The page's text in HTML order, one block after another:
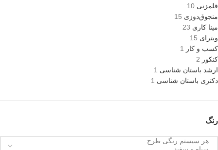
قلمزنی 10
منجوق‌دوزی 15
مینا کاری 23
ویترای 15
کسب و کار
1
کنکور 2
ارشد باستان شناسی 1
دکتری باستان شناسی 1
رنگ